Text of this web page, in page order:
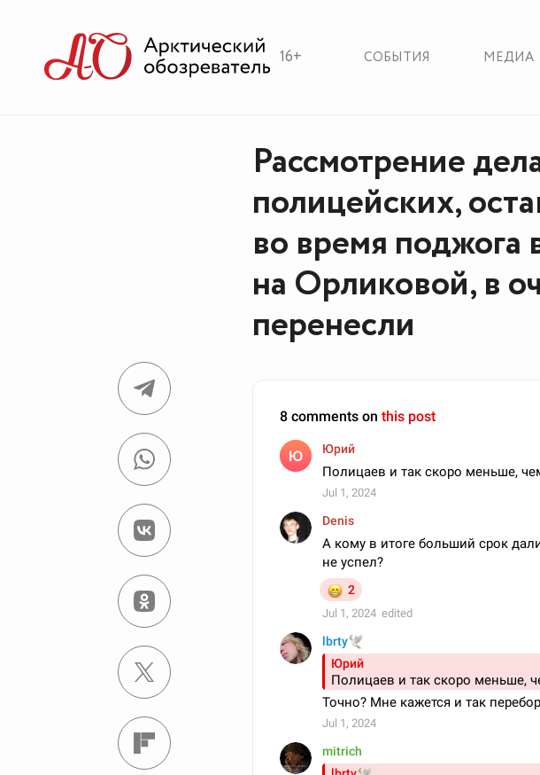
16+ СОБЫТИЯ МЕДИА
Рассмотрение
полицейских,
во время поджога
на Орликовой, в
перенесли